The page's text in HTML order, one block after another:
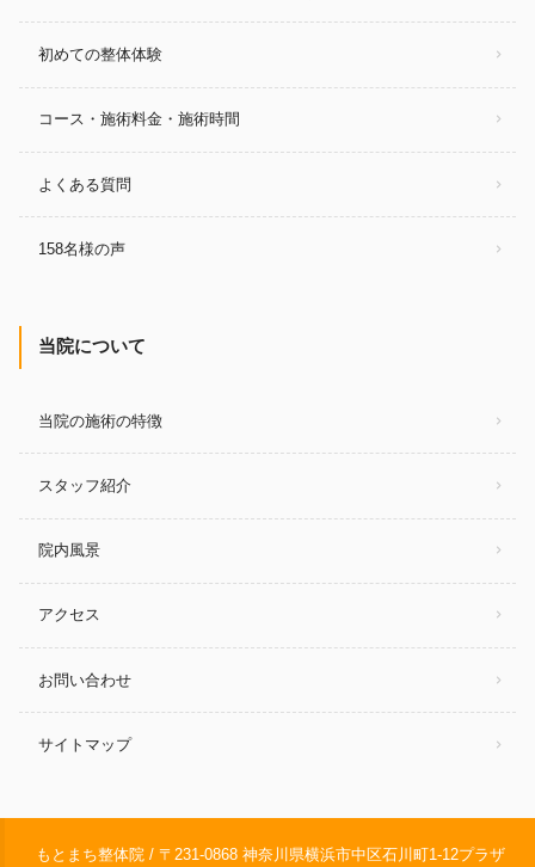
初めての整体体験
コース・施術料金・施術時間
よくある質問
158名様の声
当院について
当院の施術の特徴
スタッフ紹介
院内風景
アクセス
お問い合わせ
サイトマップ
もとまち整体院 / 〒231-0868 神奈川県横浜市中区石川町1-12プラザ